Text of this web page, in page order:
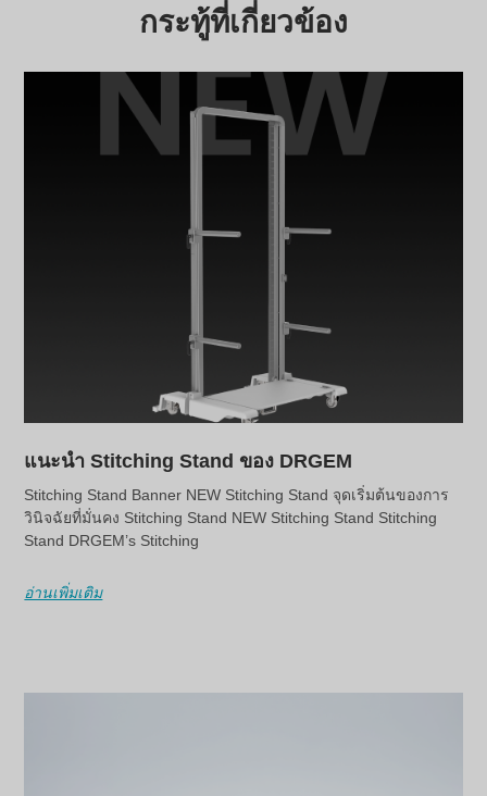
กระทู้ที่เกี่ยวข้อง
แนะนำ Stitching Stand ของ DRGEM
Stitching Stand Banner NEW Stitching Stand จุดเริ่มต้นของการ
วินิจฉัยที่มั่นคง Stitching Stand NEW Stitching Stand Stitching
Stand DRGEM’s Stitching
อ่านเพิ่มเติม